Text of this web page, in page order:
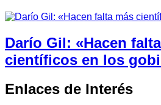
Darío Gil: «Hacen
científicos en los
Enlaces de Interés